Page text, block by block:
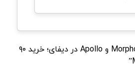
0 دیدگاه در “همکاری Morpho و Apollo در دیفای؛ خرید ۹۰